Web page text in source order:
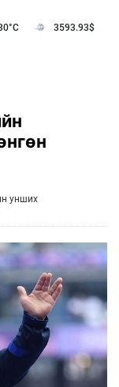
3593.93$
унших